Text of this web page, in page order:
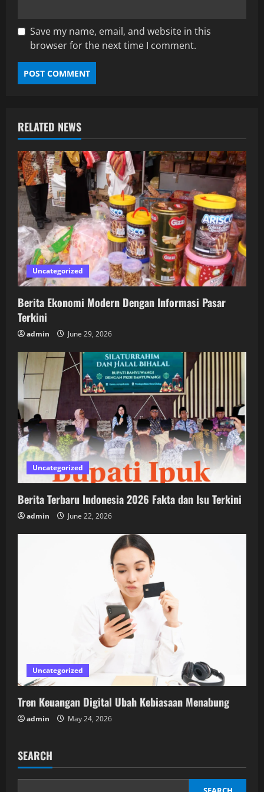
Save my name, email, and website in this
browser for the next time I comment.
RELATED NEWS
Uncategorized
Berita Ekonomi Modern Dengan Informasi Pasar
Terkini
admin June 29, 2026
Uncategorized
Berita Terbaru Indonesia 2026 Fakta dan Isu Terkini
admin June 22, 2026
Uncategorized
Tren Keuangan Digital Ubah Kebiasaan Menabung
admin May 24, 2026
SEARCH